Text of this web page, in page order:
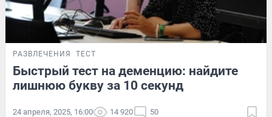
РАЗВЛЕЧЕНИЯ ТЕСТ
Быстрый тест на деменцию: найдите
лишнюю букву за 10 секунд
24 апреля, 2025, 16:00 14 920 50